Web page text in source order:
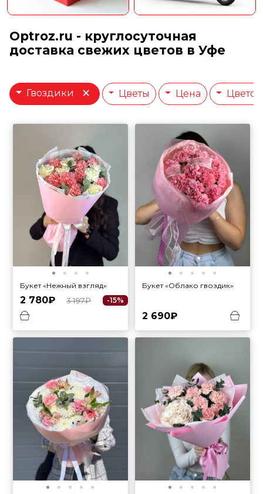
Optroz.ru - круглосуточная
доставка свежих цветов в Уфе
Цветы Цена
Гвоздики ×
Букет «Нежный взгляд»
2 780₽ 3 197₽ -15%
Букет «Облако гвоздик»
2 690₽